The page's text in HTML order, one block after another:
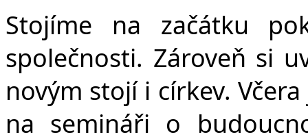
Stojíme na začátku
společnosti. Zároveň si
novým stojí i církev.
na semináři o